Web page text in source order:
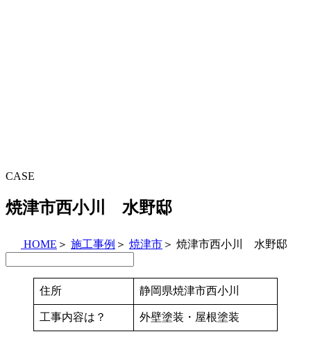
CASE
焼津市西小川 水野邸
HOME ＞ 施工事例 ＞ 焼津市 ＞ 焼津市西小川 水野邸
住所 静岡県焼津市西小川
工事内容は？ 外壁塗装・屋根塗装